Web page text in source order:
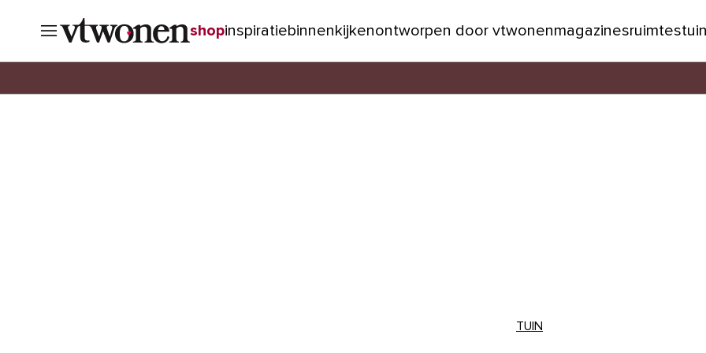
shopinspiratiebinnenkijkenontworpen door vtwonenmagazinesruimtestuin
TUIN